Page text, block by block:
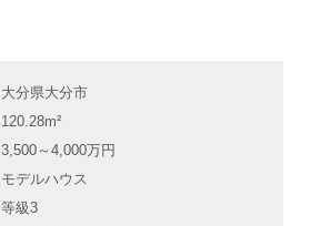
大分県大分市
120.28m²
3,500～4,000万円
モデルハウス
等級3